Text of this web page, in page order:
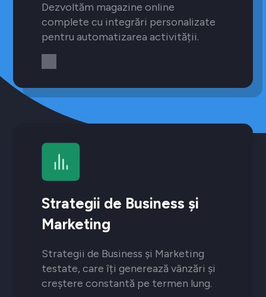
Dezvoltăm magazine online
complete cu integrări personalizate
pentru automatizarea activității.
Strategii de Business și
Marketing
Strategii de Business și Marketing
testate, care îți generează vânzări și
creștere constantă pe termen lung.